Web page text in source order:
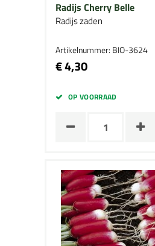
Radijs Cherry Belle
Radijs zaden
Artikelnummer: BIO-3624
€ 4,30
OP VOORRAAD